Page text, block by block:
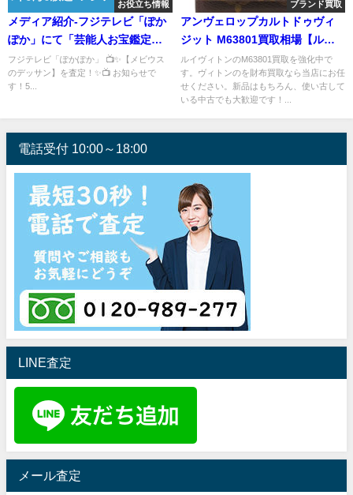
お役立ち情報
メディア紹介-フジテレビ「ぽか
ぽか」にて「芸能人お宝鑑定
買った時より値段上がってるっ
ぽい」で当店が紹介されまし
た！
フジテレビ「ぽかぽか」 📺✨【メビウス
のデッサン】を査定！✨📺 お知らせで
す！5...
ブランド買取
アンヴェロップカルトドゥヴィ
ジット M63801買取相場【ルイ
ヴィトン財布買取価格】
ルイヴィトンのM63801買取を強化中で
す。ヴィトンのを財布買取なら当店にお任
せください。新品はもちろん、使い古して
いる中古でも大歓迎です！...
電話受付 10:00～18:00
LINE査定
メール査定